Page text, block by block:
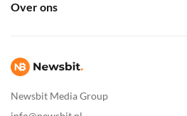
Newsbit Media Group
Over ons